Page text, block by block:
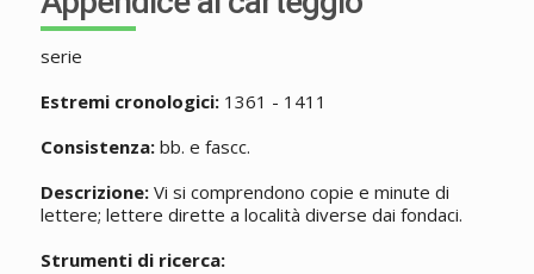
serie
Estremi cronologici:1361 - 1411
Consistenza:bb. e fascc.
Descrizione:Vi si comprendono copie e minute di
lettere; lettere dirette a località diverse dai fondaci.
Strumenti di ricerca: